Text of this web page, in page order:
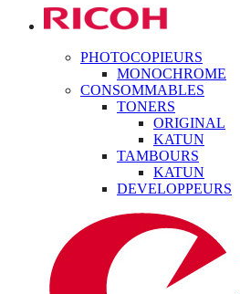
PHOTOCOPIEURS
MONOCHROME
CONSOMMABLES
TONERS
ORIGINAL
KATUN
TAMBOURS
KATUN
DEVELOPPEURS